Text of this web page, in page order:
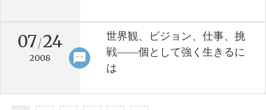
sms
07/24
2008
世界観、ビジョン、仕事、挑
戦――個として強く生きるに
は
keyboard_arrow_right